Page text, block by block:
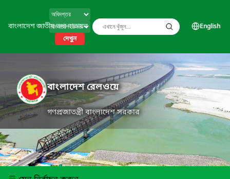
বাংলাদেশ জাতীয় তথ্য বাতায়ন
দেখুন
English
বাংলাদেশ রেলওয়ে
গণপ্রজাতন্ত্রী বাংলাদেশ সরকার